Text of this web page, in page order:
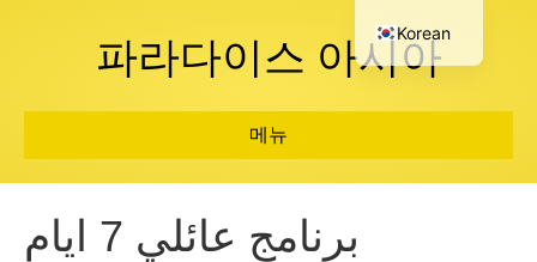
파라다이스 아시아
메뉴
برنامج عائلي 7 ايام
Korean